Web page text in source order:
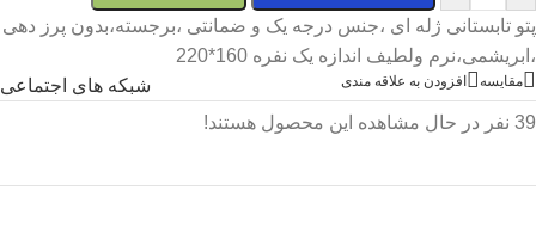
پتو تابستانی ژله ای ،جنس درجه یک و ضمانتی ،برجسته،بدون پرز دهی
،ابریشمی،نرم ولطیف اندازه یک نفره 160*220
مقایسه افزودن به علاقه مندی
شبکه های اجتماعی
39 نفر در حال مشاهده این محصول هستند!